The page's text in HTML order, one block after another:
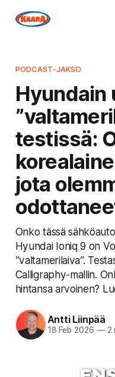
PODCAST-JAKSO
Hyundain
testissä:
jota
Onko tässä
Hyundai Ioniq 9 on
”valtamerilaiva”.
Calligraphy-mallin.
hintansa arvoinen?
Antti Liinpää
18 Feb 2026 —2